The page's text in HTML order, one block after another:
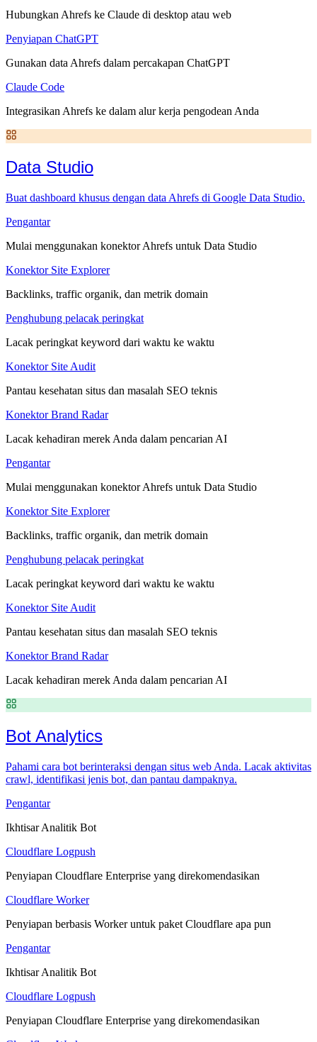
Hubungkan Ahrefs ke Claude di desktop atau web
Penyiapan ChatGPT
Gunakan data Ahrefs dalam percakapan ChatGPT
Claude Code
Integrasikan Ahrefs ke dalam alur kerja pengodean Anda
Data Studio
Buat dashboard khusus dengan data Ahrefs di Google Data Studio.
Pengantar
Mulai menggunakan konektor Ahrefs untuk Data Studio
Konektor Site Explorer
Backlinks, traffic organik, dan metrik domain
Penghubung pelacak peringkat
Lacak peringkat keyword dari waktu ke waktu
Konektor Site Audit
Pantau kesehatan situs dan masalah SEO teknis
Konektor Brand Radar
Lacak kehadiran merek Anda dalam pencarian AI
Pengantar
Mulai menggunakan konektor Ahrefs untuk Data Studio
Konektor Site Explorer
Backlinks, traffic organik, dan metrik domain
Penghubung pelacak peringkat
Lacak peringkat keyword dari waktu ke waktu
Konektor Site Audit
Pantau kesehatan situs dan masalah SEO teknis
Konektor Brand Radar
Lacak kehadiran merek Anda dalam pencarian AI
Bot Analytics
Pahami cara bot berinteraksi dengan situs web Anda. Lacak aktivitas
crawl, identifikasi jenis bot, dan pantau dampaknya.
Pengantar
Ikhtisar Analitik Bot
Cloudflare Logpush
Penyiapan Cloudflare Enterprise yang direkomendasikan
Cloudflare Worker
Penyiapan berbasis Worker untuk paket Cloudflare apa pun
Pengantar
Ikhtisar Analitik Bot
Cloudflare Logpush
Penyiapan Cloudflare Enterprise yang direkomendasikan